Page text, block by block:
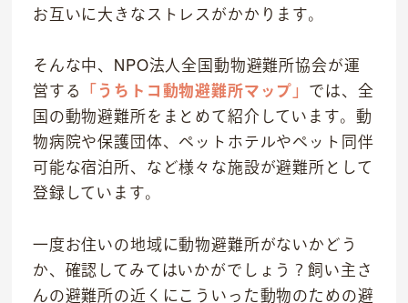
お互いに大きなストレスがかかります。
そんな中、NPO法人全国動物避難所協会が運
営する 「うちトコ動物避難所マップ」 では、全
国の動物避難所をまとめて紹介しています。動
物病院や保護団体、ペットホテルやペット同伴
可能な宿泊所、など様々な施設が避難所として
登録しています。
一度お住いの地域に動物避難所がないかどう
か、確認してみてはいかがでしょう？飼い主さ
んの避難所の近くにこういった動物のための避